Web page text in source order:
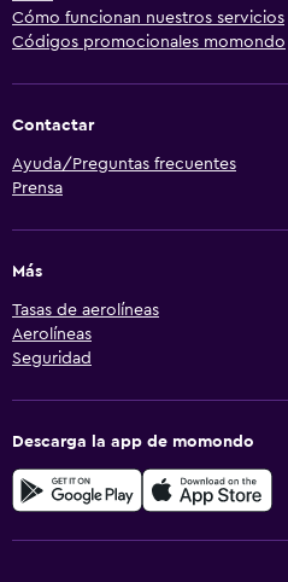
Cómo funcionan nuestros servicios
Códigos promocionales momondo
Contactar
Ayuda/Preguntas frecuentes
Prensa
Más
Tasas de aerolíneas
Aerolíneas
Seguridad
Descarga la app de momondo